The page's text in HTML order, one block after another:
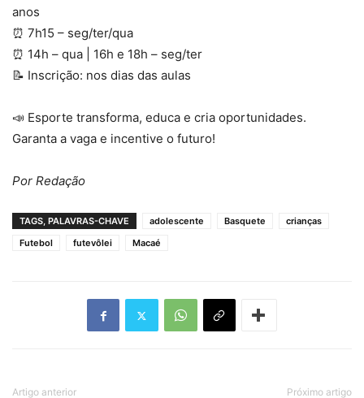
anos
⏰ 7h15 – seg/ter/qua
⏰ 14h – qua | 16h e 18h – seg/ter
📝 Inscrição: nos dias das aulas
📣 Esporte transforma, educa e cria oportunidades.
Garanta a vaga e incentive o futuro!
Por Redação
TAGS, PALAVRAS-CHAVE adolescente Basquete
crianças
Futebol
futevôlei Macaé
Artigo anterior Próximo artigo